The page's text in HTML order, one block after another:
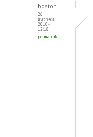
boston
26
ธันวาคม,
2010 -
12:18
permalink